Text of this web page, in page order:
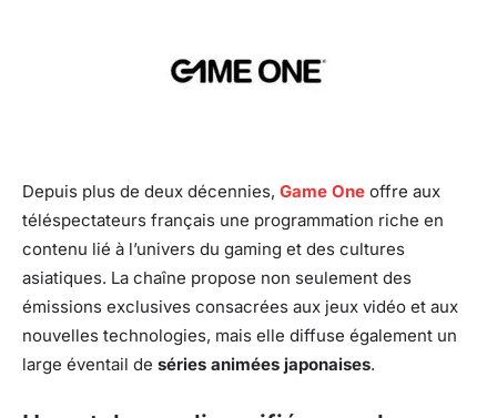
Depuis plus de deux décennies, Game One offre aux
téléspectateurs français une programmation riche en
contenu lié à l’univers du gaming et des cultures
asiatiques. La chaîne propose non seulement des
émissions exclusives consacrées aux jeux vidéo et aux
nouvelles technologies, mais elle diffuse également un
large éventail de séries animées japonaises.